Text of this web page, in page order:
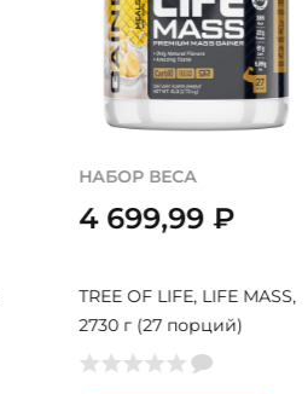
НАБОР ВЕСА
4 699,99 ₽
TREE OF LIFE, LIFE MASS,
2730 г (27 порций)